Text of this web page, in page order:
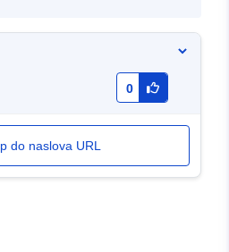
0
do naslova URL